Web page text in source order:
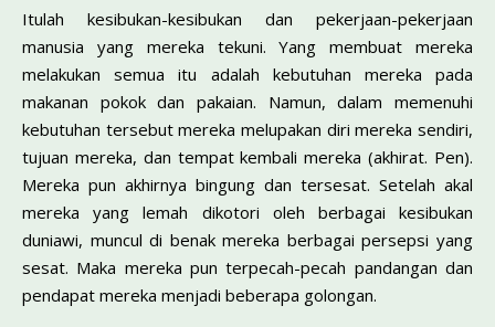
Itulah kesibukan-kesibukan dan pekerjaan-pekerjaan
manusia yang mereka tekuni. Yang membuat mereka
melakukan semua itu adalah kebutuhan mereka pada
makanan pokok dan pakaian. Namun, dalam memenuhi
kebutuhan tersebut mereka melupakan diri mereka sendiri,
tujuan mereka, dan tempat kembali mereka (akhirat. Pen).
Mereka pun akhirnya bingung dan tersesat. Setelah akal
mereka yang lemah dikotori oleh berbagai kesibukan
duniawi, muncul di benak mereka berbagai persepsi yang
sesat. Maka mereka pun terpecah-pecah pandangan dan
pendapat mereka menjadi beberapa golongan.